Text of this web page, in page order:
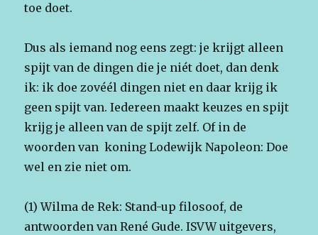
toe doet.
Dus als iemand nog eens zegt: je krijgt alleen
spijt van de dingen die je niét doet, dan denk
ik: ik doe zovéél dingen niet en daar krijg ik
geen spijt van. Iedereen maakt keuzes en spijt
krijg je alleen van de spijt zelf. Of in de
woorden van koning Lodewijk Napoleon: Doe
wel en zie niet om.
(1) Wilma de Rek: Stand-up filosoof, de
antwoorden van René Gude. ISVW uitgevers,